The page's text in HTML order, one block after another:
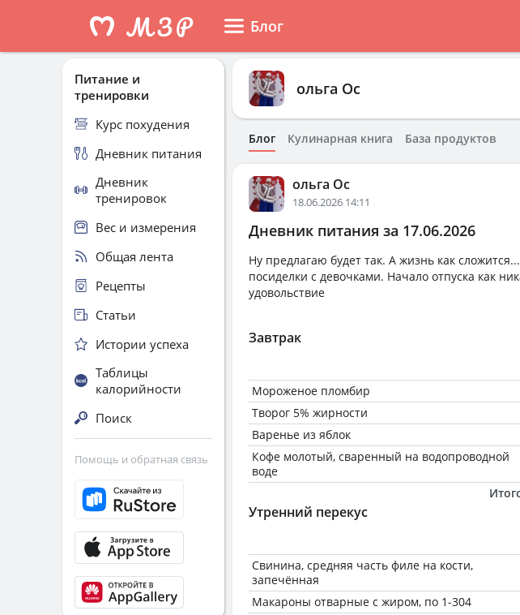
Блог
ольга Ос
Блог Кулинарная книга База продуктов
ольга Ос
18.06.2026 14:11
Дневник питания за 17.06.2026
Ну предлагаю будет так. А жизнь как
посиделки с девочками. Начало отпуска как
удовольствие
Завтрак
Мороженое пломбир
Творог 5% жирности
Варенье из яблок
Кофе молотый, сваренный на водопроводной
воде
Утренний перекус
Свинина, средняя часть филе на кости,
запечённая
Макароны отварные с жиром, по 1-304
Питание и
тренировки
Курс похудения
Дневник питания
Дневник
тренировок
Вес и измерения
Общая лента
Рецепты
Статьи
Истории успеха
Таблицы
калорийности
Поиск
Помощь и обратная связь